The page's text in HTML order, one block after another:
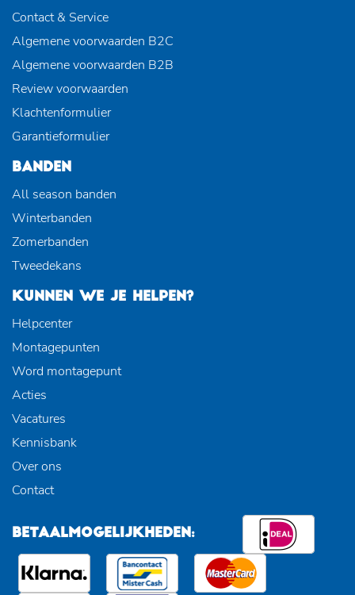
Contact & Service
Algemene voorwaarden B2C
Algemene voorwaarden B2B
Review voorwaarden
Klachtenformulier
Garantieformulier
BANDEN
All season banden
Winterbanden
Zomerbanden
Tweedekans
KUNNEN WE JE HELPEN?
Helpcenter
Montagepunten
Word montagepunt
Acties
Vacatures
Kennisbank
Over ons
Contact
BETAALMOGELIJKHEDEN: